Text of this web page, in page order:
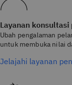
Layanan
Ubah pengalaman
untuk membuka nilai
Jelajahi layanan